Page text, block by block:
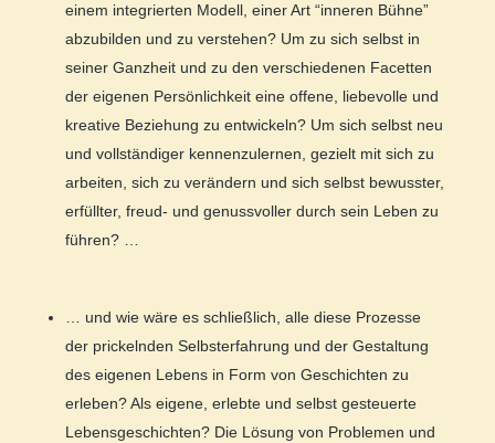
einem integrierten Modell, einer Art “inneren Bühne”
abzubilden und zu verstehen? Um zu sich selbst in
seiner Ganzheit und zu den verschiedenen Facetten
der eigenen Persönlichkeit eine offene, liebevolle und
kreative Beziehung zu entwickeln? Um sich selbst neu
und vollständiger kennenzulernen, gezielt mit sich zu
arbeiten, sich zu verändern und sich selbst bewusster,
erfüllter, freud- und genussvoller durch sein Leben zu
führen? …
… und wie wäre es schließlich, alle diese Prozesse
der prickelnden Selbsterfahrung und der Gestaltung
des eigenen Lebens in Form von Geschichten zu
erleben? Als eigene, erlebte und selbst gesteuerte
Lebensgeschichten? Die Lösung von Problemen und